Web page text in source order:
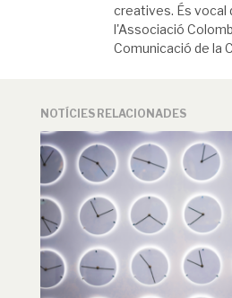
creatives. És vocal
l'Associació
Comunicació de la
NOTÍCIES RELACIONADES